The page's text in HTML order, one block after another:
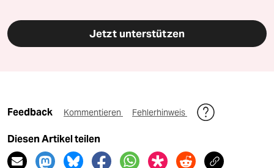
Jetzt unterstützen
Feedback Kommentieren Fehlerhinweis
Diesen Artikel teilen